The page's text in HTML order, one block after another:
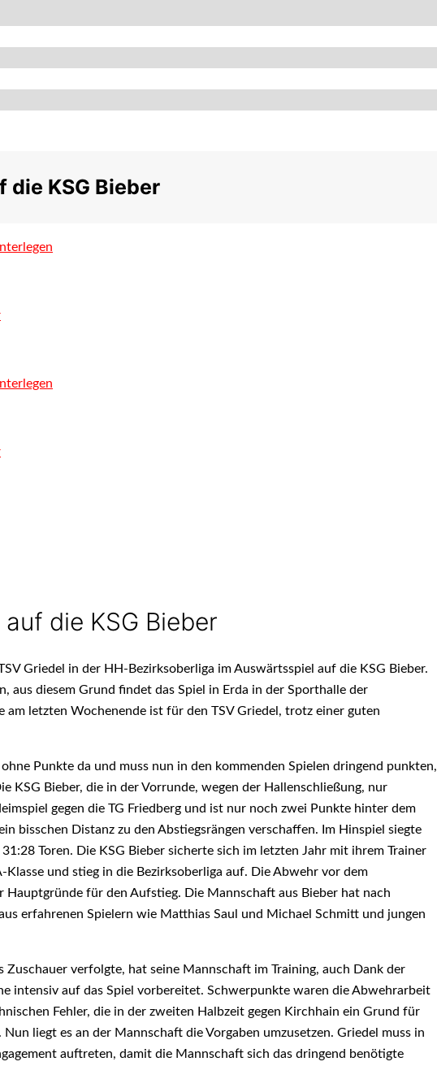
KSG Bieber
die KSG Bieber
Griedel in der HH-Bezirksoberliga im Auswärtsspiel auf die KSG Bieber.
aus diesem Grund findet das Spiel in Erda in der Sporthalle der
am letzten Wochenende ist für den TSV Griedel, trotz einer guten
Punkte da und muss nun in den kommenden Spielen dringend punkten,
KSG Bieber, die in der Vorrunde, wegen der Hallenschließung, nur
gegen die TG Friedberg und ist nur noch zwei Punkte hinter dem
bisschen Distanz zu den Abstiegsrängen verschaffen. Im Hinspiel siegte
Toren. Die KSG Bieber sicherte sich im letzten Jahr mit ihrem Trainer
und stieg in die Bezirksoberliga auf. Die Abwehr vor dem
für den Aufstieg. Die Mannschaft aus Bieber hat nach
erfahrenen Spielern wie Matthias Saul und Michael Schmitt und jungen
Zuschauer verfolgte, hat seine Mannschaft im Training, auch Dank der
intensiv auf das Spiel vorbereitet. Schwerpunkte waren die Abwehrarbeit
Fehler, die in der zweiten Halbzeit gegen Kirchhain ein Grund für
liegt es an der Mannschaft die Vorgaben umzusetzen. Griedel muss in
auftreten, damit die Mannschaft sich das dringend benötigte